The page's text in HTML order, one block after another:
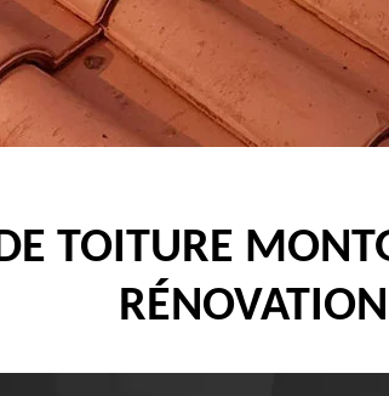
TOITURE